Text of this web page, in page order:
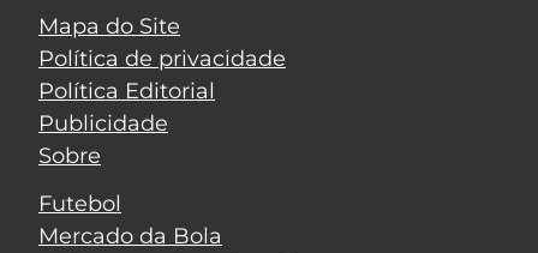
Mapa do Site
Política de privacidade
Política Editorial
Publicidade
Sobre
Futebol
Mercado da Bola